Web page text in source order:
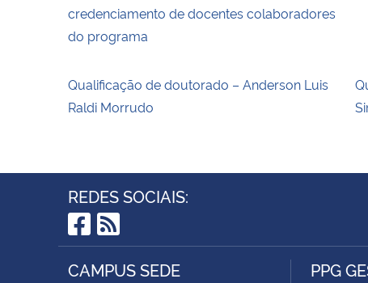
credenciamento de docentes colaboradores
do programa
Qualificação de doutorado – Anderson Luis
Raldi Morrudo
REDES SOCIAIS:
Facebook
RSS
CAMPUS SEDE PPG